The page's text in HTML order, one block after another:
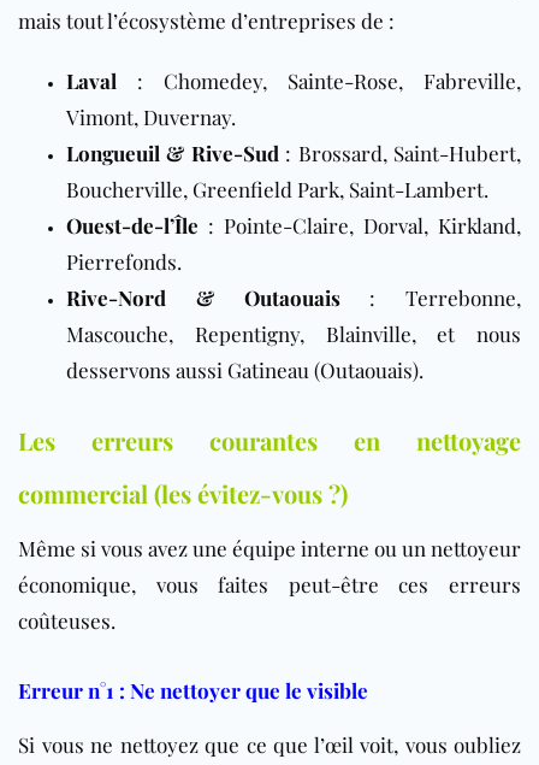
mais tout l’écosystème d’entreprises de :
Laval : Chomedey, Sainte-Rose, Fabreville,
Vimont, Duvernay.
Longueuil & Rive-Sud : Brossard, Saint-Hubert,
Boucherville, Greenfield Park, Saint-Lambert.
Ouest-de-l’Île : Pointe-Claire, Dorval, Kirkland,
Pierrefonds.
Rive-Nord & Outaouais: Terrebonne,
Mascouche, Repentigny, Blainville, et nous
desservons aussi Gatineau (Outaouais).
Les erreurs courantes en nettoyage
commercial (les évitez-vous ?)
Même si vous avez une équipe interne ou un nettoyeur
économique, vous faites peut-être ces erreurs
coûteuses.
Erreur n°1 : Ne nettoyer que le visible
Si vous ne nettoyez que ce que l’œil voit, vous oubliez